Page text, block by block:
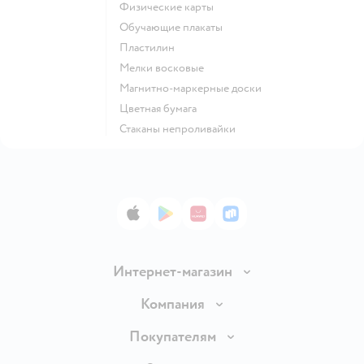
Физические карты
Обучающие плакаты
Пластилин
Мелки восковые
Магнитно-маркерные доски
Цветная бумага
Стаканы непроливайки
App StoreGoogle Play
AppGallery
RuStore
Интернет-магазин
Доставка и оплата
Обмен и возврат товара
Компания
О компании
Покупателям